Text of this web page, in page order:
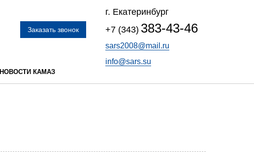
г. Екатеринбург
+7 (343) 383-43-46
sars2008@mail.ru
info@sars.su
Заказать звонок
НОВОСТИ КАМАЗ